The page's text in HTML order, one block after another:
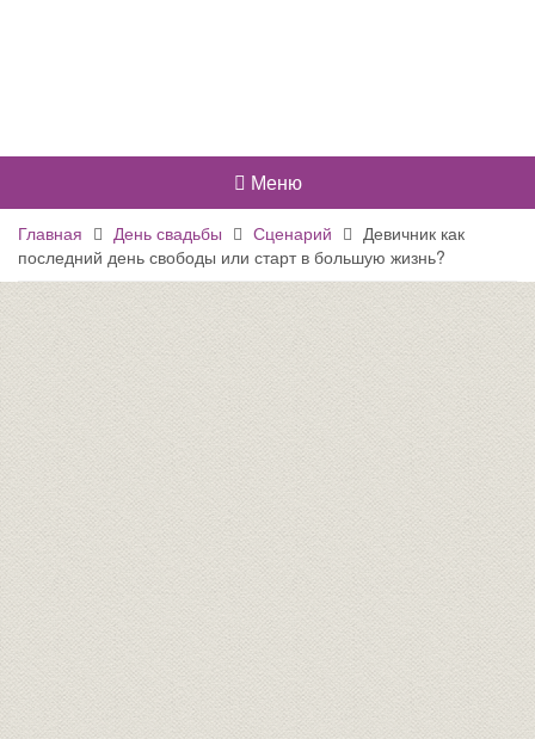
Меню
Главная День свадьбы Сценарий
Девичник как
последний день свободы или старт в большую жизнь?